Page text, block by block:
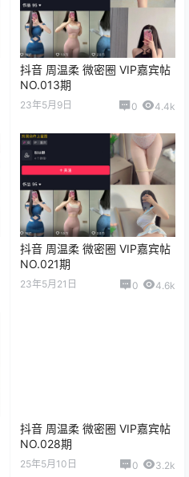
抖音 周温柔 微密圈 VIP嘉宾帖
NO.013期
23年5月9日 0 4.4k
抖音 周温柔 微密圈 VIP嘉宾帖
NO.021期
23年5月21日 0 4.6k
抖音 周温柔 微密圈 VIP嘉宾帖
NO.028期
25年5月10日 0 3.2k